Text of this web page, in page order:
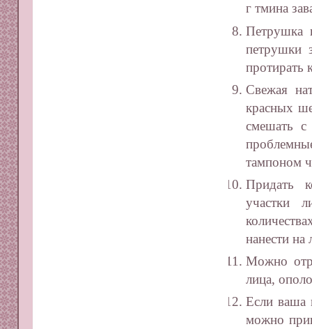
г тмина
Петрушка
петрушки
протирать
Свежая
красных
смешать
тампоном
Придать
участки
нанести
Можно
лица,
Если ваша
можно